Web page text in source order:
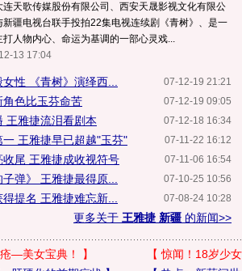
连天歌传媒股份有限公司、西安天晟影视文化有限公
新疆电视台联手投拍22集电视连续剧《青树》、是一
打人物内心、命运为基调的一部心灵戏...
13 17:04
07-12-19 21:21
性 《青树》演绎西...
07-12-19 09:05
色比玉芬命苦
07-12-18 16:34
王雅捷流泪看剧本
07-11-22 16:12
一 王雅捷早已超越"玉芬"
07-11-06 16:54
收尾 王雅捷成收视符号
07-10-25 10:56
弹》 王雅捷最得原...
07-08-24 10:28
提名 王雅捷难忘新...
更多关于 王雅捷 新疆 的新闻>>
—美女宝典！ 】 【惊闻！18岁少